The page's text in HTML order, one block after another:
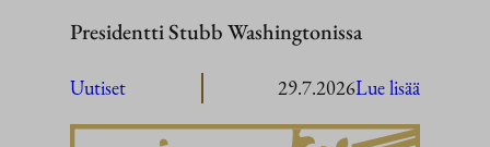
Presidentti Stubb Washingtonissa
Uutiset 29.7.2026Lue lisää